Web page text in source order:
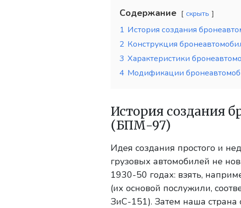
Содержание скрыть
1 История создания
2 Конструкция
3 Характеристики
4 Модификации
История создания
(БПМ-97)
Идея создания простого и
грузовых автомобилей не
1930-50 годах: взять,
(их основой послужили,
ЗиС-151). Затем наша